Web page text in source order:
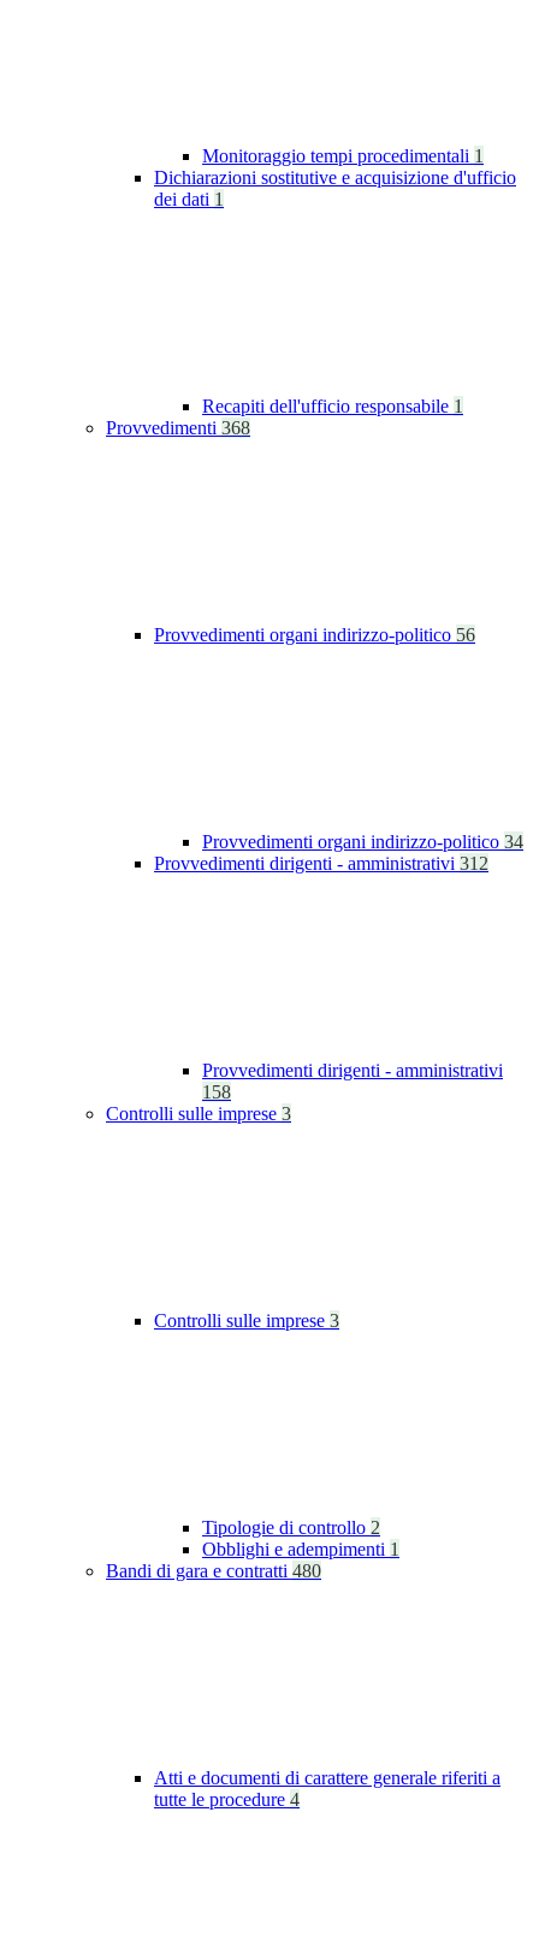
Monitoraggio tempi procedimentali 1
Dichiarazioni sostitutive e acquisizione d'ufficio
dei dati 1
Recapiti dell'ufficio responsabile 1
Provvedimenti 368
Provvedimenti organi indirizzo-politico 56
Provvedimenti organi indirizzo-politico 34
Provvedimenti dirigenti - amministrativi 312
Provvedimenti dirigenti - amministrativi
158
Controlli sulle imprese 3
Controlli sulle imprese 3
Tipologie di controllo 2
Obblighi e adempimenti 1
Bandi di gara e contratti 480
Atti e documenti di carattere generale riferiti a
tutte le procedure 4